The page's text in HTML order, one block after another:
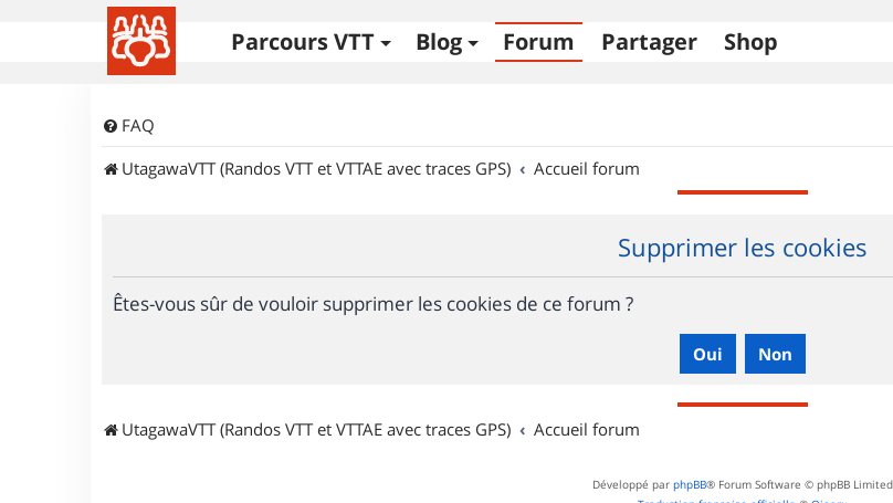
Parcours VTT Blog Forum Partager Shop
FAQ
UtagawaVTT (Randos VTT et VTTAE avec traces GPS)
Accueil forum
Supprimer les cookies
Êtes-vous sûr de vouloir supprimer les cookies de ce forum ?
UtagawaVTT (Randos VTT et VTTAE avec traces GPS) Accueil forum
Développé par phpBB® Forum Software © phpBB Limited